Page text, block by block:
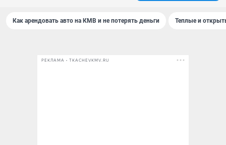
Как арендовать авто на КМВ и не потерять деньги Теплые и
РЕКЛАМА • TKACHEVKMV.RU